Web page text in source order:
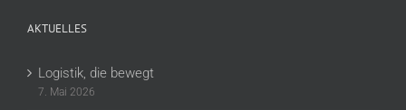
AKTUELLES
Logistik, die bewegt
7. Mai 2026